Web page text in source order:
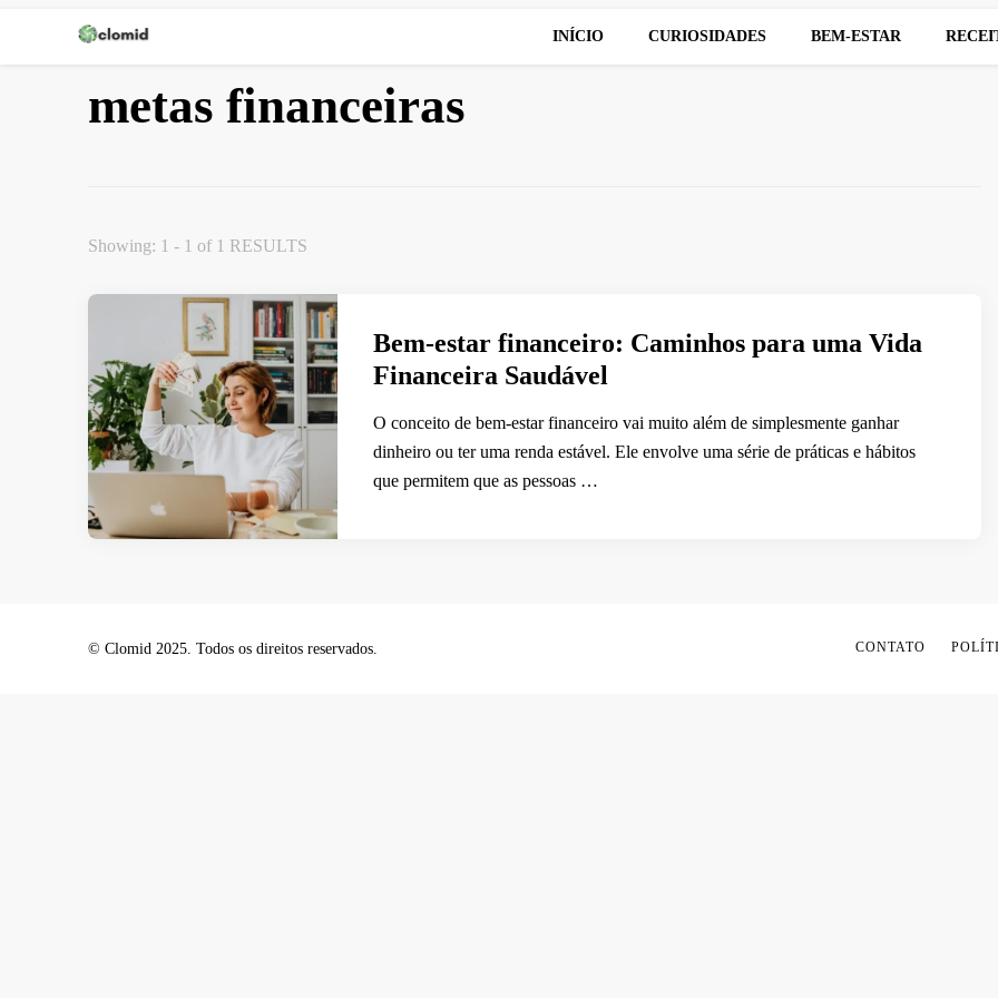
INÍCIO CURIOSIDADES BEM-ESTAR
metas financeiras
Showing: 1 - 1 of 1 RESULTS
Bem-estar financeiro: Caminhos para uma Vida
Financeira Saudável
O conceito de bem-estar financeiro vai muito além de simplesmente ganhar
dinheiro ou ter uma renda estável. Ele envolve uma série de práticas e hábitos
que permitem que as pessoas …
© Clomid 2025. Todos os direitos reservados. CONTATO